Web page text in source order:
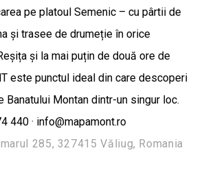
pe platoul Semenic – cu pârtii de
și trasee de drumeție în orice
și la mai puțin de două ore de
este punctul ideal din care descoperi
Banatului Montan dintr-un singur loc.
440 · info@mapamont.ro
285, 327415 Văliug, Romania